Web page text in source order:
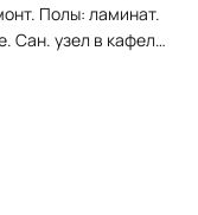
Полы: ламинат.
Сан. узел в кафеле.
шкаф, шкаф-купе.